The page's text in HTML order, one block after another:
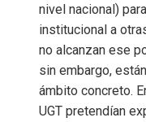
nivel nacional)
institucional a
no alcanzan ese
sin embargo,
ámbito concreto.
UGT pretendían